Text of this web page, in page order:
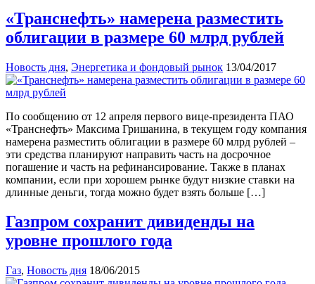
«Транснефть» намерена разместить
облигации в размере 60 млрд рублей
Новость дня, Энергетика и фондовый рынок 13/04/2017
По сообщению от 12 апреля первого вице-президента ПАО
«Транснефть» Максима Гришанина, в текущем году компания
намерена разместить облигации в размере 60 млрд рублей –
эти средства планируют направить часть на досрочное
погашение и часть на рефинансирование. Также в планах
компании, если при хорошем рынке будут низкие ставки на
длинные деньги, тогда можно будет взять больше […]
Газпром сохранит дивиденды на
уровне прошлого года
Газ, Новость дня 18/06/2015